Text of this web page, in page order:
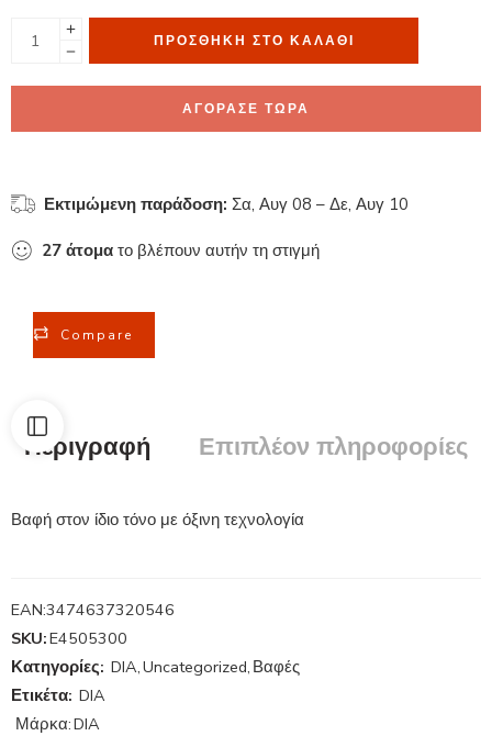
ΠΡΟΣΘΉΚΗ ΣΤΟ ΚΑΛΆΘΙ
ΑΓΟΡΑΣΕ ΤΩΡΑ
Εκτιμώμενη παράδοση: Σα, Αυγ 08 – Δε, Αυγ 10
27 άτομα το βλέπουν αυτήν τη στιγμή
Compare
Περιγραφή Επιπλέον πληροφορίες
Βαφή στον ίδιο τόνο με όξινη τεχνολογία
EAN:3474637320546
SKU:E4505300
Κατηγορίες: DIA,Uncategorized, Βαφές
Ετικέτα: DIA
Μάρκα:DIA